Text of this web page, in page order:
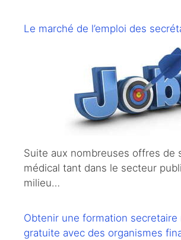
Le marché de l’emploi des
Suite aux nombreuses offres de
médical tant dans le secteur
milieu…
Obtenir une formation secretaire
gratuite avec des organismes